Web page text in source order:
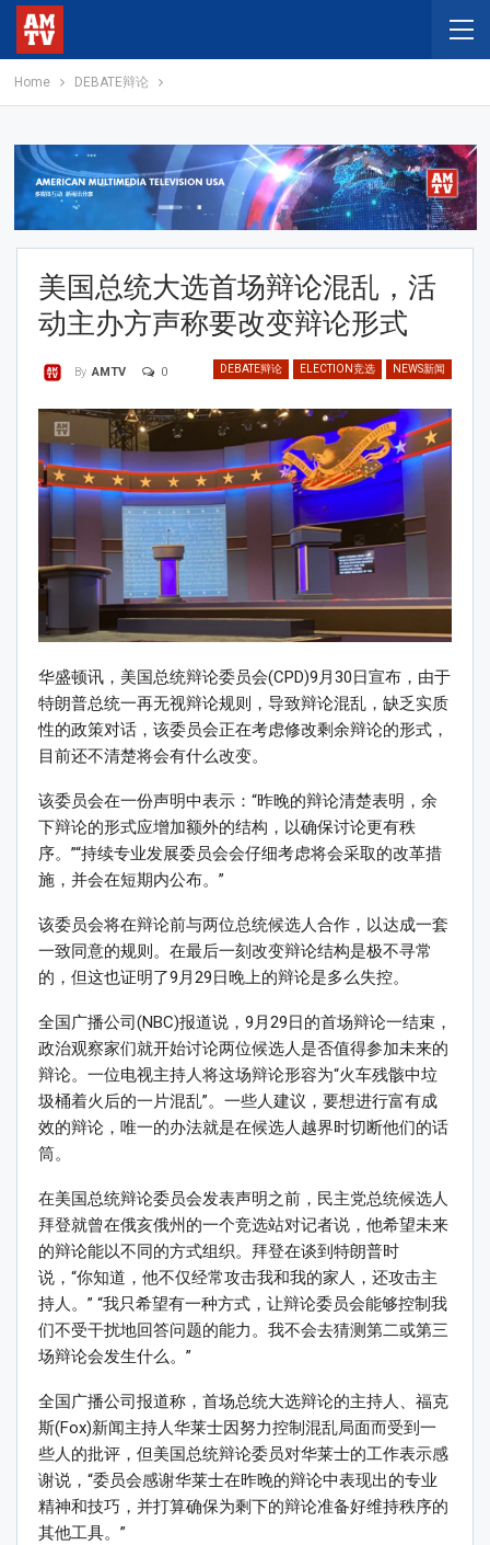
Home DEBATE辩论
美国总统大选首场辩论混乱，活
动主办方声称要改变辩论形式
DEBATE辩论 ELECTION竞选 NEWS新闻
By AMTV 0
华盛顿讯，美国总统辩论委员会(CPD)9月30日宣布，由于
特朗普总统一再无视辩论规则，导致辩论混乱，缺乏实质
性的政策对话，该委员会正在考虑修改剩余辩论的形式，
目前还不清楚将会有什么改变。
该委员会在一份声明中表示：“昨晚的辩论清楚表明，余
下辩论的形式应增加额外的结构，以确保讨论更有秩
序。”“持续专业发展委员会会仔细考虑将会采取的改革措
施，并会在短期内公布。”
该委员会将在辩论前与两位总统候选人合作，以达成一套
一致同意的规则。在最后一刻改变辩论结构是极不寻常
的，但这也证明了9月29日晚上的辩论是多么失控。
全国广播公司(NBC)报道说，9月29日的首场辩论一结束，
政治观察家们就开始讨论两位候选人是否值得参加未来的
辩论。一位电视主持人将这场辩论形容为“火车残骸中垃
圾桶着火后的一片混乱”。一些人建议，要想进行富有成
效的辩论，唯一的办法就是在候选人越界时切断他们的话
筒。
在美国总统辩论委员会发表声明之前，民主党总统候选人
拜登就曾在俄亥俄州的一个竞选站对记者说，他希望未来
的辩论能以不同的方式组织。拜登在谈到特朗普时
说，“你知道，他不仅经常攻击我和我的家人，还攻击主
持人。” “我只希望有一种方式，让辩论委员会能够控制我
们不受干扰地回答问题的能力。我不会去猜测第二或第三
场辩论会发生什么。”
全国广播公司报道称，首场总统大选辩论的主持人、福克
斯(Fox)新闻主持人华莱士因努力控制混乱局面而受到一
些人的批评，但美国总统辩论委员对华莱士的工作表示感
谢说，“委员会感谢华莱士在昨晚的辩论中表现出的专业
精神和技巧，并打算确保为剩下的辩论准备好维持秩序的
其他工具。”